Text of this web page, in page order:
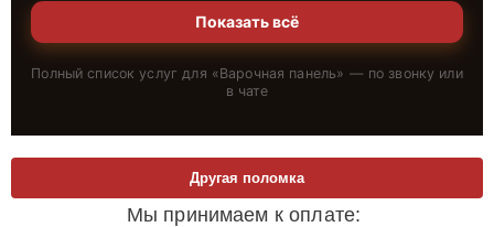
Показать всё
Полный список услуг для «Варочная панель» — по звонку или
в чате
Мы принимаем к оплате:
Другая поломка